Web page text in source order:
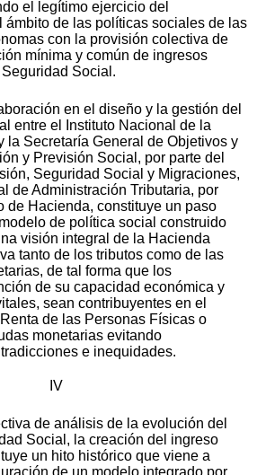
el legítimo ejercicio del
ámbito de las políticas sociales de las
con la provisión colectiva de
mínima y común de ingresos
Social.
en el diseño y la gestión del
entre el Instituto Nacional de la
la Secretaría General de Objetivos y
y Previsión Social, por parte del
Seguridad Social y Migraciones,
de Administración Tributaria, por
de Hacienda, constituye un paso
de política social construido
visión integral de la Hacienda
tanto de los tributos como de las
de tal forma que los
de su capacidad económica y
sean contribuyentes en el
de las Personas Físicas o
monetarias evitando
e inequidades.
IV
de análisis de la evolución del
Social, la creación del ingreso
un hito histórico que viene a